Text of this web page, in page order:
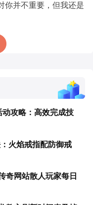
你并不重要，但我还是
攻略：高效完成技
火焰戒指配防御戒
网站散人玩家每日